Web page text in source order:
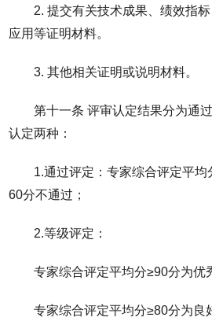
2. 提交有关技术成果、绩效指
应用等证明材料。
3. 其他相关证明或说明材料。
第十一条 评审认定结果分为通
认定两种：
1.通过评定：专家综合评定平
60分不通过；
2.等级评定：
专家综合评定平均分≥90分为优
专家综合评定平均分≥80分为良